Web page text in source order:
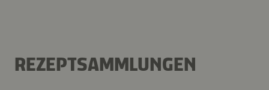
REZEPTSAMMLUNGEN